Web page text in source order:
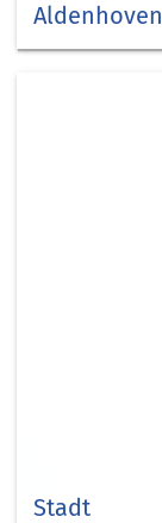
Aldenhoven
Stadt